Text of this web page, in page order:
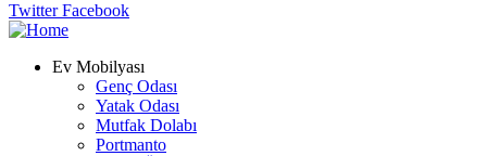
Twitter Facebook
Ev Mobilyası
Genç Odası
Yatak Odası
Mutfak Dolabı
Portmanto